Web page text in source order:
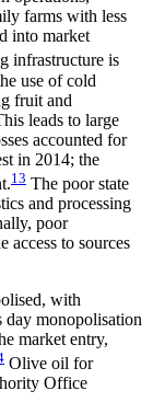
farms with less
into market
infrastructure is
use of cold
fruit and
leads to large
accounted for
in 2014; the
13 The poor state
and processing
poor
access to sources
with
day monopolisation
market entry,
Olive oil for
Office